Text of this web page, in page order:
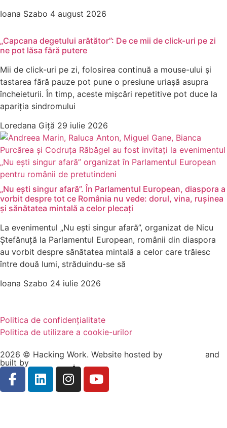
Ioana Szabo 4 august 2026
„Capcana degetului arătător”: De ce mii de click-uri pe zi
ne pot lăsa fără putere
Mii de click-uri pe zi, folosirea continuă a mouse-ului și
tastarea fără pauze pot pune o presiune uriașă asupra
încheieturii. În timp, aceste mișcări repetitive pot duce la
apariția sindromului
Loredana Giță 29 iulie 2026
„Nu ești singur afară”. În Parlamentul European, diaspora a
vorbit despre tot ce România nu vede: dorul, vina, rușinea
și sănătatea mintală a celor plecați
La evenimentul „Nu ești singur afară”, organizat de Nicu
Ștefănuță la Parlamentul European, românii din diaspora
au vorbit despre sănătatea mintală a celor care trăiesc
între două lumi, străduindu-se să
Ioana Szabo 24 iulie 2026
Politica de confidențialitate
Politica de utilizare a cookie-urilor
2026 © Hacking Work. Website hosted by
and
built by
Ionuț Sabo .